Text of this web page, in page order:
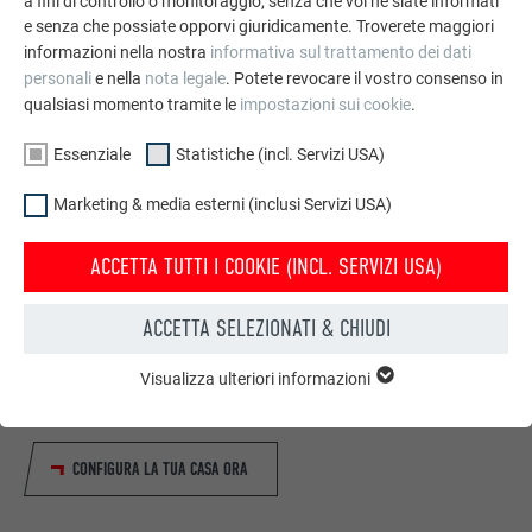
Configuratore per tetto & facciata
PREFA. Scegli tra numerosi prodotti PREFA per coperture e
CONFIGURA LA TUA CASA ORA
e senza che possiate opporvi giuridicamente. Troverete maggiori
informazioni nella nostra informativa sul trattamento dei dati
personalie nella nota legale. Potete revocare il vostro consenso in
qualsiasi momento tramite le impostazioni sui cookie.
Essenziale Statistiche (incl. Servizi USA)
Marketing & media esterni (inclusi Servizi USA)
ACCETTA TUTTI I COOKIE (INCL. SERVIZI USA)
ACCETTA SELEZIONATI & CHIUDI
garantisce il funzionamento del sito web.
Visualizza ulteriori informazioni